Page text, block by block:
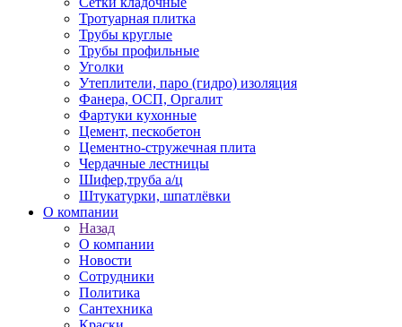
Тротуарная плитка
Трубы круглые
Трубы профильные
Уголки
Утеплители, паро (гидро) изоляция
Фанера, ОСП, Оргалит
Фартуки кухонные
Цемент, пескобетон
Цементно-стружечная плита
Чердачные лестницы
Шифер,труба а/ц
Штукатурки, шпатлёвки
О компании
Назад
О компании
Новости
Сотрудники
Политика
Сантехника